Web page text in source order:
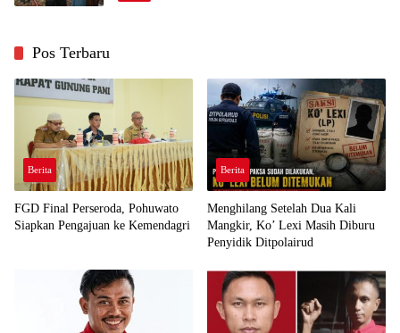
Pos Terbaru
Berita
FGD Final Perseroda, Pohuwato
Siapkan Pengajuan ke Kemendagri
Berita
Menghilang Setelah Dua Kali
Mangkir, Ko’ Lexi Masih Diburu
Penyidik Ditpolairud